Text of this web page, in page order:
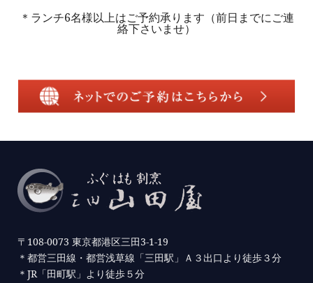
＊ランチ6名様以上はご予約承ります（前日までにご連
絡下さいませ）
〒108-0073 東京都港区三田3-1-19
＊都営三田線・都営浅草線「三田駅」Ａ３出口より徒歩３分
＊JR「田町駅」より徒歩５分